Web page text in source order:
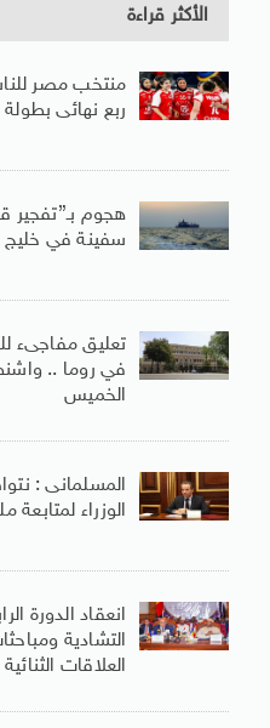
الأكثر قراءة
منتخب مصر
ربع نهائى بطولة
هجوم بـ”تفجير
سفينة في
تعليق مفاجىء
في روما ..
الخميس
المسلمانى :
الوزراء لمتابعة
انعقاد الدورة
التشادية
العلاقات